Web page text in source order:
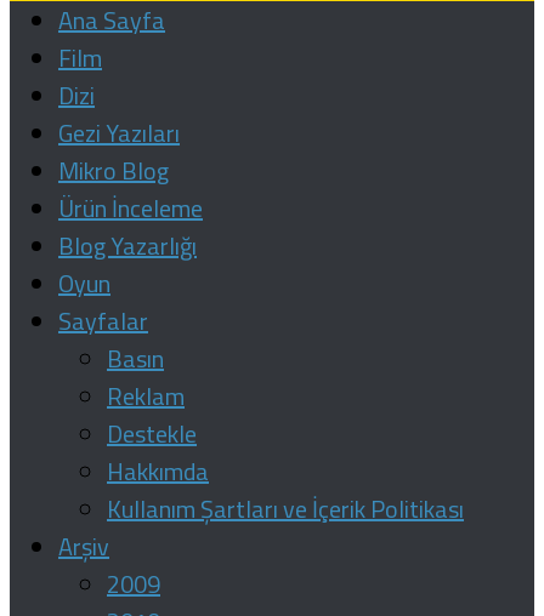
Ana Sayfa
Film
Dizi
Gezi Yazıları
Mikro Blog
Ürün İnceleme
Blog Yazarlığı
Oyun
Sayfalar
Basın
Reklam
Destekle
Hakkımda
Kullanım Şartları ve İçerik Politikası
Arşiv
2009